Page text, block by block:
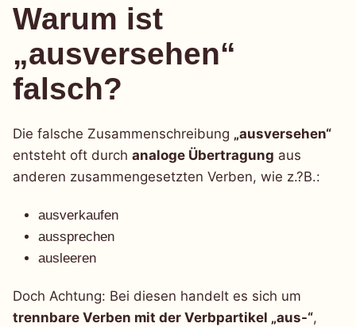
Warum ist
„ausversehen“
falsch?
Die falsche Zusammenschreibung „ausversehen“
entsteht oft durch analoge Übertragung aus
anderen zusammengesetzten Verben, wie z.?B.:
ausverkaufen
aussprechen
ausleeren
Doch Achtung: Bei diesen handelt es sich um
trennbare Verben mit der Verbpartikel „aus-“,